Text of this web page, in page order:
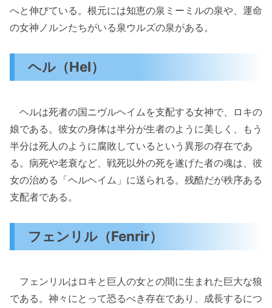
へと伸びている。根元には知恵の泉ミーミルの泉や、運命
の女神ノルンたちがいる泉ウルズの泉がある。
ヘル（Hel）
ヘルは死者の国ニヴルヘイムを支配する女神で、ロキの
娘である。彼女の身体は半分が生者のように美しく、もう
半分は死人のように腐敗しているという異形の存在であ
る。病死や老衰など、戦死以外の死を遂げた者の魂は、彼
女の治める「ヘルヘイム」に送られる。残酷だが秩序ある
支配者である。
フェンリル（Fenrir）
フェンリルはロキと巨人の女との間に生まれた巨大な狼
である。神々にとって恐るべき存在であり、成長するにつ